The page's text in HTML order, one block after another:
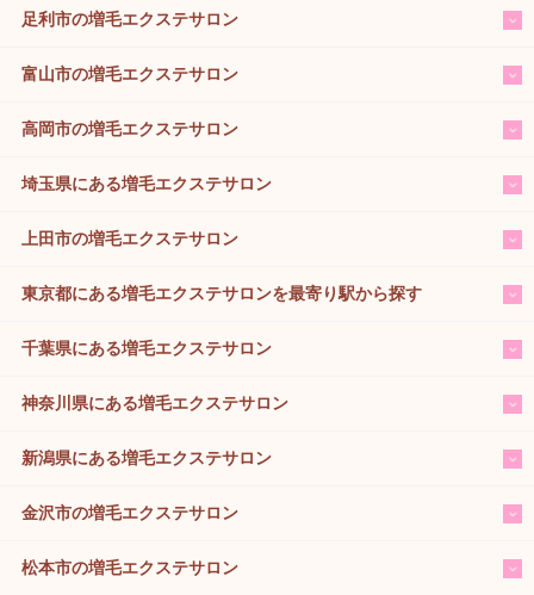
足利市の増毛エクステサロン
富山市の増毛エクステサロン
高岡市の増毛エクステサロン
埼玉県にある増毛エクステサロン
上田市の増毛エクステサロン
東京都にある増毛エクステサロンを最寄り駅から探す
千葉県にある増毛エクステサロン
神奈川県にある増毛エクステサロン
新潟県にある増毛エクステサロン
金沢市の増毛エクステサロン
松本市の増毛エクステサロン